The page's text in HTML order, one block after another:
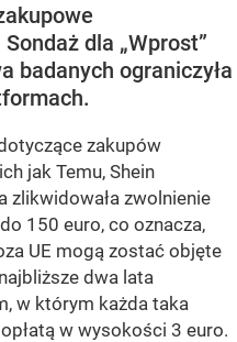
dla „Wprost”
badanych ograniczyła
zakupów
jak Temu, Shein
zlikwidowała zwolnienie
150 euro, co oznacza,
UE mogą zostać objęte
dwa lata
w którym każda taka
w wysokości 3 euro.